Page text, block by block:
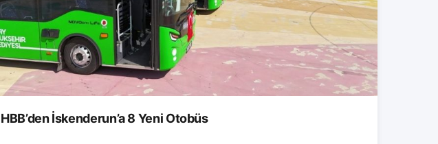
HBB’den İskenderun’a 8 Yeni Otobüs